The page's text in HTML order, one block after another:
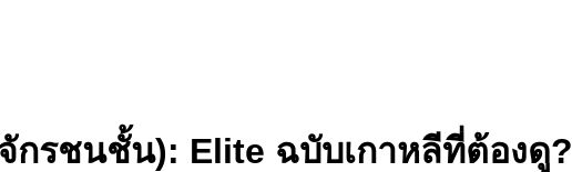
กรชนชั้น): Elite ฉบับเกาหลีที่ต้องดู?